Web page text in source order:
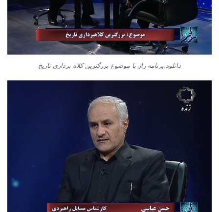
دانلود برنامه راز با موضوع بزرگترین کلاه برداری تاریخ